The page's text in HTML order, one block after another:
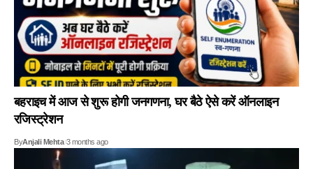
बहराइच में आज से शुरू होगी जनगणना, घर बैठे ऐसे करें ऑनलाइन
रजिस्ट्रेशन
ByAnjali Mehta 3 months ago